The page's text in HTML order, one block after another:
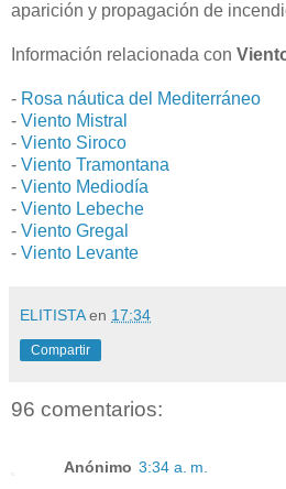
aparición y propagación de
Información relacionada con
- Rosa náutica del Mediterráneo
- Viento Mistral
- Viento Siroco
- Viento Tramontana
- Viento Mediodía
- Viento Lebeche
- Viento Gregal
- Viento Levante
ELITISTA en 17:34
Compartir
96 comentarios:
Anónimo 3:34 a. m.